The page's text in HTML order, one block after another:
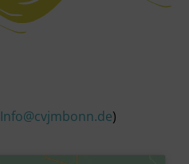
Info@cvjmbonn.de)